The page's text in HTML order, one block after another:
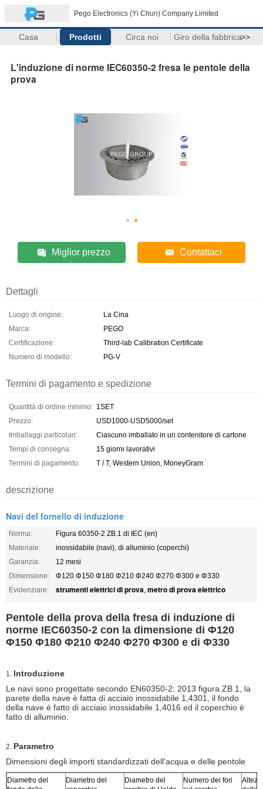
Pego Electronics (Yi Chun) Company Limited
Casa Prodotti Circa noi Giro della fabbrica>>
L'induzione di norme IEC60350-2 fresa le pentole della
prova
Miglior prezzo Contattaci
Dettagli
Luogo di origine:
La Cina
Marca:
PEGO
Certificazione:
Third-lab Calibration Certificate
Numero di modello:
PG-V
Termini di pagamento e spedizione
Quantità di ordine minimo: 1SET
Prezzo:
USD1000-USD5000/set
Imballaggi particolari:
Ciascuno imballato in un contenitore di cartone
Tempi di consegna:
15 giorni lavorativi
Termini di pagamento:
T / T, Western Union, MoneyGram
descrizione
Navi del fornello di induzione
Norma:
Figura 60350-2 ZB.1 di IEC (en)
Materiale:
inossidabile (navi), di alluminio (coperchi)
Garanzia:
12 mesi
Dimensione:
Φ120 Φ150 Φ180 Φ210 Φ240 Φ270 Φ300 e Φ330
Evidenziare:
strumenti elettrici di prova, metro di prova elettrico
Pentole della prova della fresa di induzione di
norme IEC60350-2 con la dimensione di Φ120
Φ150 Φ180 Φ210 Φ240 Φ270 Φ300 e di Φ330
1. Introduzione
Le navi sono progettate secondo EN60350-2: 2013 figura ZB.1, la
parete della nave è fatta di acciaio inossidabile 1,4301, il fondo
della nave è fatto di acciaio inossidabile 1,4016 ed il coperchio è
fatto di alluminio.
2. Parametro
Dimensioni degli importi standardizzati dell'acqua e delle pentole
Diametro del
Diametro del
Diametro del
Numero dei fori